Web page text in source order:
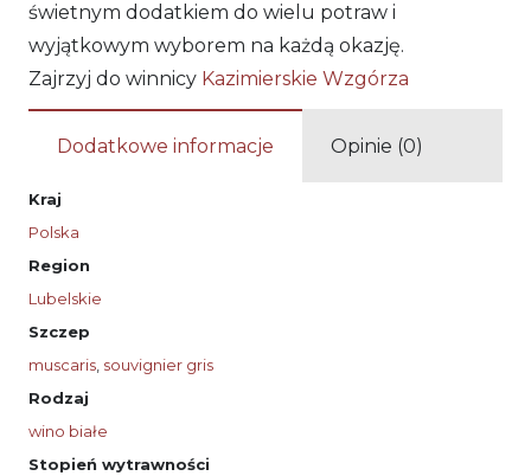
świetnym dodatkiem do wielu potraw i
wyjątkowym wyborem na każdą okazję.
Zajrzyj do winnicy Kazimierskie Wzgórza
Dodatkowe informacje Opinie (0)
Kraj
Polska
Region
Lubelskie
Szczep
muscaris, souvignier gris
Rodzaj
wino białe
Stopień wytrawności